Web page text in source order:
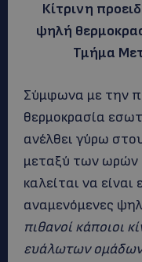
Κίτρινη
ψηλή
Τμήμα
Σύμφωνα με την
θερμοκρασία
ανέλθει γύρω
μεταξύ των ωρών
καλείται να είναι
αναμενόμενες
πιθανοί κάποιοι
ευάλωτων